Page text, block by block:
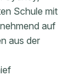
Schule mit
auf
aus der